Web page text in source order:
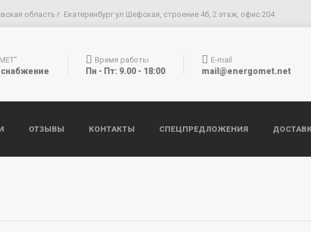
область г. Екатеринбург ул Шефская, строение 4б, 2 этаж, офис 204
ОТЗЫВЫ КОНТАКТЫ СПЕЦПРЕДЛОЖЕНИЯ
Время работы
Пн - Пт: 9.00 - 18:00
E-mail
mail@energomet.net